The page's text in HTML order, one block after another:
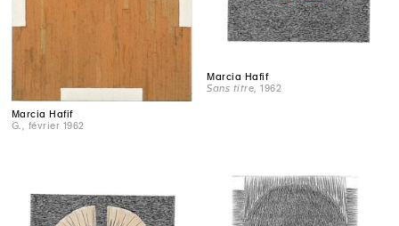
Marcia Hafif
G.
, février 1962
Marcia Hafif
Sans titre , 1962